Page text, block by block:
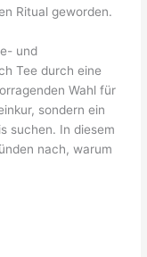
Ritual geworden.
und
Tee durch eine
Wahl für
sondern ein
suchen. In diesem
nach, warum